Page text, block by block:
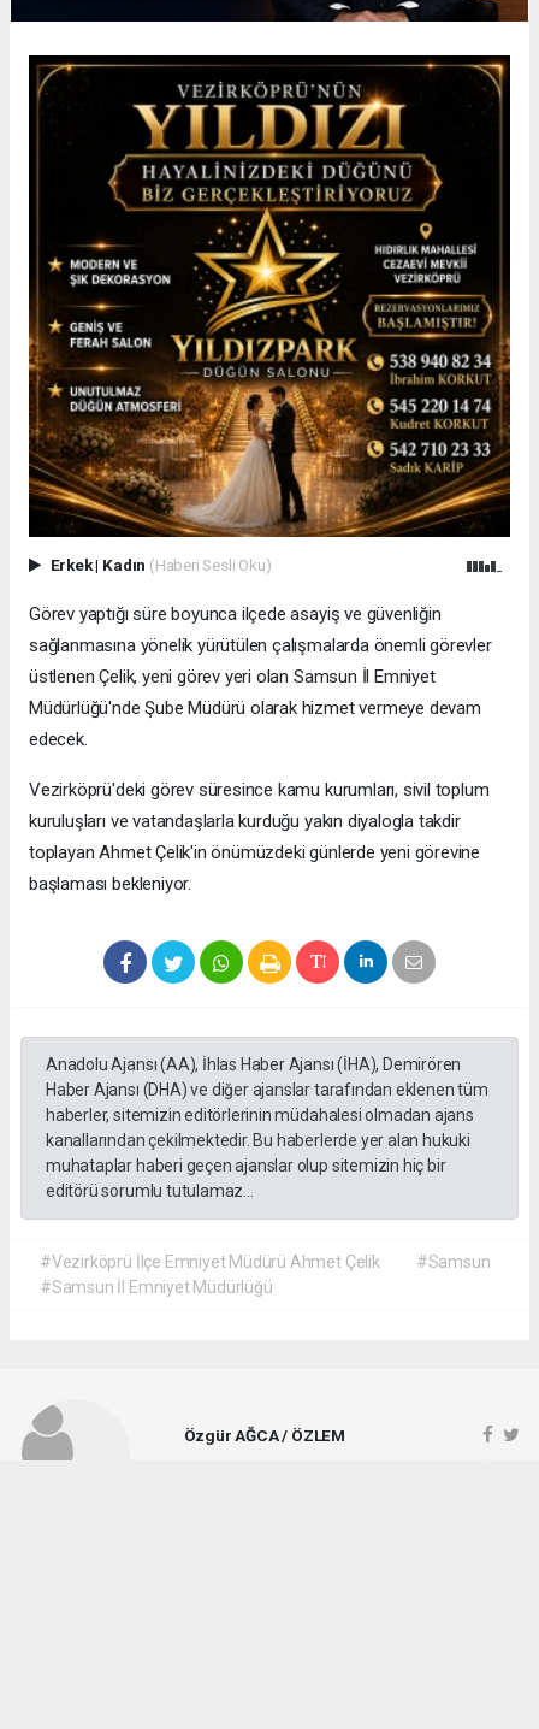
Erkek| Kadın (Haberi Sesli Oku)
Görev yaptığı süre boyunca ilçede asayiş ve güvenliğin
sağlanmasına yönelik yürütülen çalışmalarda önemli görevler
üstlenen Çelik, yeni görev yeri olan Samsun İl Emniyet
Müdürlüğü'nde Şube Müdürü olarak hizmet vermeye devam
edecek.
Vezirköprü'deki görev süresince kamu kurumları, sivil toplum
kuruluşları ve vatandaşlarla kurduğu yakın diyalogla takdir
toplayan Ahmet Çelik'in önümüzdeki günlerde yeni görevine
başlaması bekleniyor.
Anadolu Ajansı (AA), İhlas Haber Ajansı (İHA), Demirören
Haber Ajansı (DHA) ve diğer ajanslar tarafından eklenen tüm
haberler, sitemizin editörlerinin müdahalesi olmadan ajans
kanallarından çekilmektedir. Bu haberlerde yer alan hukuki
muhataplar haberi geçen ajanslar olup sitemizin hiç bir
editörü sorumlu tutulamaz...
#Vezirköprü İlçe Emniyet Müdürü Ahmet Çelik
#Samsun
#Samsun İl Emniyet Müdürlüğü
Özgür AĞCA / ÖZLEM